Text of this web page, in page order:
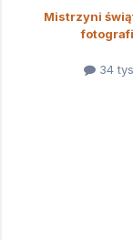
Mistrzyni
34